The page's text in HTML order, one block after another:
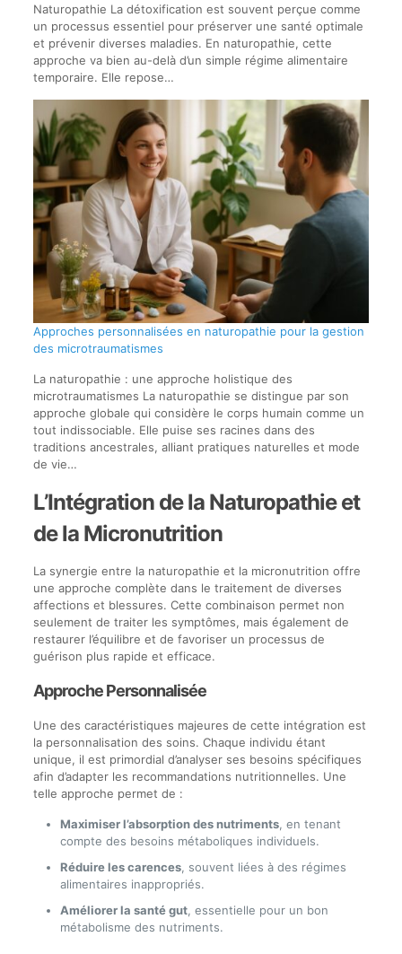
Naturopathie La détoxification est souvent perçue comme
un processus essentiel pour préserver une santé optimale
et prévenir diverses maladies. En naturopathie, cette
approche va bien au-delà d’un simple régime alimentaire
temporaire. Elle repose…
Approches personnalisées en naturopathie pour la gestion
des microtraumatismes
La naturopathie : une approche holistique des
microtraumatismes La naturopathie se distingue par son
approche globale qui considère le corps humain comme un
tout indissociable. Elle puise ses racines dans des
traditions ancestrales, alliant pratiques naturelles et mode
de vie…
L’Intégration de la Naturopathie et
de la Micronutrition
La synergie entre la naturopathie et la micronutrition offre
une approche complète dans le traitement de diverses
affections et blessures. Cette combinaison permet non
seulement de traiter les symptômes, mais également de
restaurer l’équilibre et de favoriser un processus de
guérison plus rapide et efficace.
Approche Personnalisée
Une des caractéristiques majeures de cette intégration est
la personnalisation des soins. Chaque individu étant
unique, il est primordial d’analyser ses besoins spécifiques
afin d’adapter les recommandations nutritionnelles. Une
telle approche permet de :
Maximiser l’absorption des nutriments, en tenant
compte des besoins métaboliques individuels.
Réduire les carences, souvent liées à des régimes
alimentaires inappropriés.
Améliorer la santé gut, essentielle pour un bon
métabolisme des nutriments.